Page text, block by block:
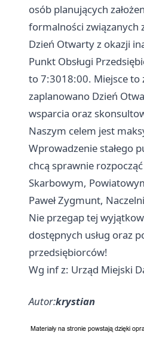
osób planujących
formalności związanych
Dzień Otwarty z okazji
Punkt Obsługi
to 7:3018:00. Miejsce to
zaplanowano Dzień
wsparcia oraz
Naszym celem jest
Wprowadzenie stałego
chcą sprawnie
Skarbowym,
Paweł Zygmunt,
Nie przegap tej
dostępnych usług oraz
przedsiębiorców!
Wg inf z: Urząd Miejski
Autor:krystian